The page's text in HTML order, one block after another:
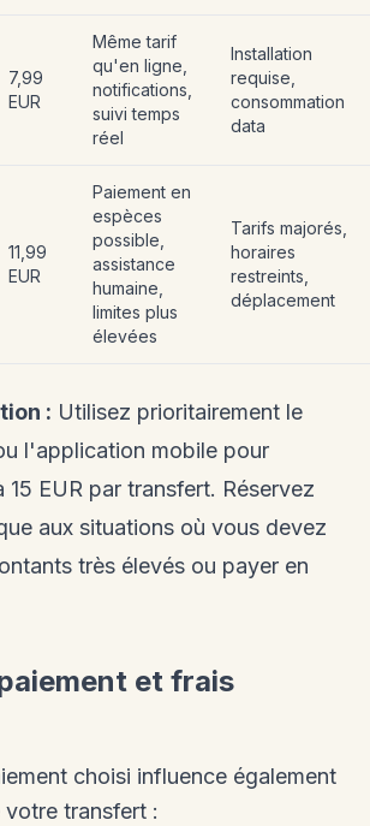
7,99
EUR
Même tarif
qu'en ligne,
notifications,
suivi temps
réel
Installation
requise,
consommation
data
11,99
EUR
Paiement en
espèces
possible,
assistance
humaine,
limites plus
élevées
Tarifs majorés,
horaires
restreints,
déplacement
: Utilisez prioritairement le
l'application mobile pour
15 EUR par transfert. Réservez
aux situations où vous devez
très élevés ou payer en
et frais
choisi influence également
transfert :